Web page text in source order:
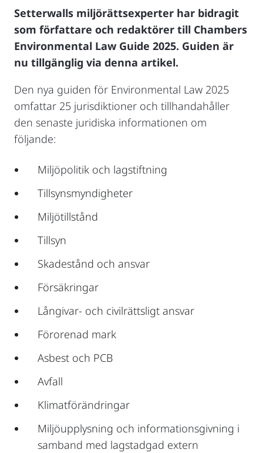
Setterwalls miljörättsexperter har bidragit
som författare och redaktörer till Chambers
Environmental Law Guide 2025. Guiden är
nu tillgänglig via denna artikel.
Den nya guiden för Environmental Law 2025
omfattar 25 jurisdiktioner och tillhandahåller
den senaste juridiska informationen om
följande:
Miljöpolitik och lagstiftning
Tillsynsmyndigheter
Miljötillstånd
Tillsyn
Skadestånd och ansvar
Försäkringar
Långivar- och civilrättsligt ansvar
Förorenad mark
Asbest och PCB
Avfall
Klimatförändringar
Miljöupplysning och informationsgivning i
samband med lagstadgad extern